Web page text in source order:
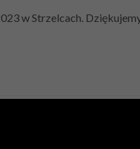
w Strzelcach.